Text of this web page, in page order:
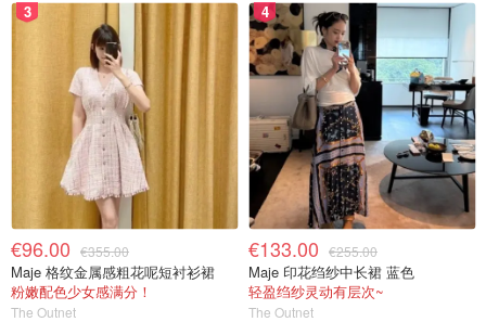
3
€96.00 €355.00
Maje 格纹金属感粗花呢短衬衫裙
粉嫩配色少女感满分！
The Outnet
4
€133.00 €255.00
Maje 印花绉纱中长裙 蓝色
轻盈绉纱灵动有层次~
The Outnet